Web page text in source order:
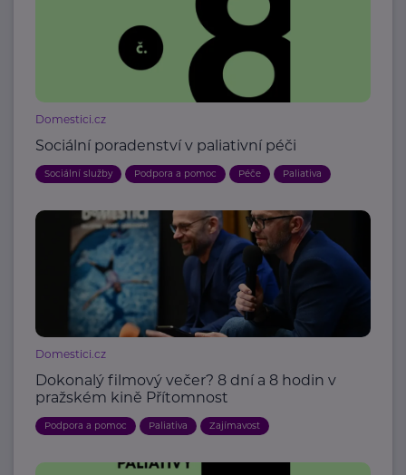
Domestici.cz
Sociální poradenství v paliativní péči
Sociální služby Podpora a pomoc Péče Paliativa
Domestici.cz
Dokonalý filmový večer? 8 dní a 8 hodin v
pražském kině Přítomnost
Podpora a pomoc Paliativa Zajímavost